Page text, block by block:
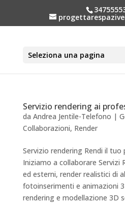
Seleziona una pagina
Servizio rendering ai
da Andrea Jentile-Telefono |
Collaborazioni, Render
Servizio rendering Rendi il
Iniziamo a collaborare Servizi
ed esterni, render realistici di
fotoinserimenti e animazioni
rendering e modellazione 3D